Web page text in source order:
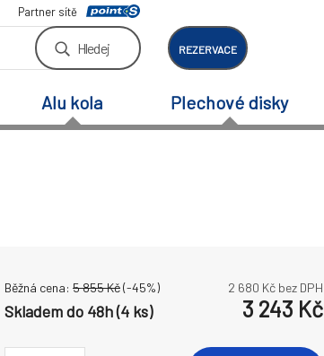
Partner sítě
Hledej REZERVACE
Alu kola Plechové disky
Běžná cena: 5 855Kč(-45%) 2 680 Kč bez DPH
Skladem do 48h (4 ks) 3 243 Kč